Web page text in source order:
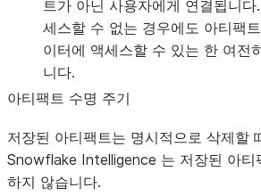
트가 아닌 사용자에게 연결됩니
세스할 수 없는 경우에도 아티팩
이터에 액세스할 수 있는 한 여전
니다.
아티팩트 수명 주기
저장된 아티팩트는 명시적으로 삭제할
Snowflake Intelligence 는 저장된 아티
하지 않습니다.